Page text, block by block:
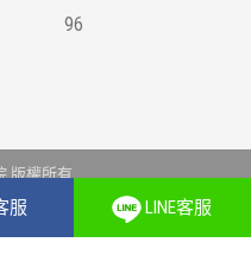
96
版權所有
群資訊
服 LINE客服